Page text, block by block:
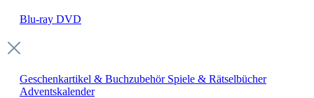
Blu-ray DVD
Geschenkartikel & Buchzubehör Spiele & Rätselbücher
Adventskalender